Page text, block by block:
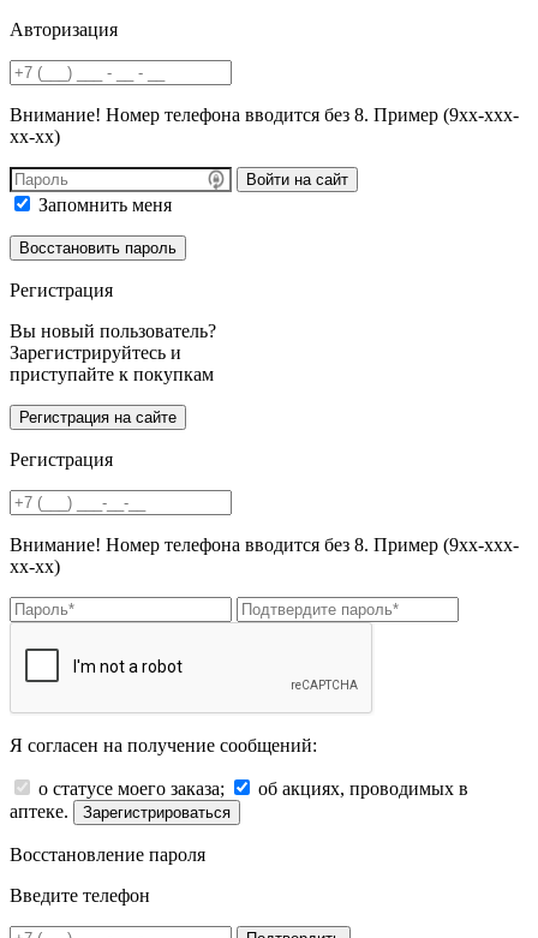
Авторизация
Внимание! Номер телефона вводится без 8. Пример (9хх-ххх-
хх-хх)
Войти на сайт
Запомнить меня
Регистрация
Вы новый пользователь?
Зарегистрируйтесь и
приступайте к покупкам
Регистрация
Внимание! Номер телефона вводится без 8. Пример (9хх-ххх-
хх-хх)
Я согласен на получение сообщений:
о статусе моего заказа;
об акциях, проводимых в
аптеке.
Зарегистрироваться
Восстановление пароля
Введите телефон